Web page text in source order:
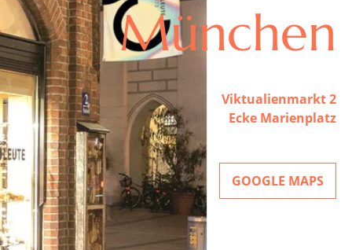
München
Viktualienmarkt 2
Ecke Marienplatz
GOOGLE MAPS